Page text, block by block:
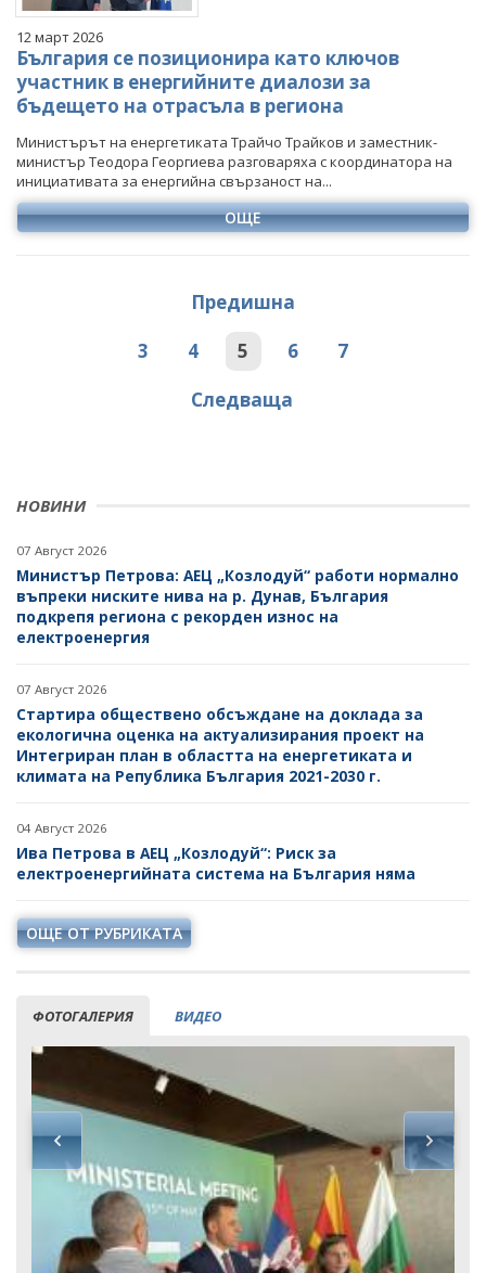
НОВИНИ
07 Август 2026
Министър Петрова: АЕЦ „Козлодуй“ работи нормално
въпреки ниските нива на р. Дунав, България
подкрепя региона с рекорден износ на
електроенергия
07 Август 2026
Стартира обществено обсъждане на доклада за
екологична оценка на актуализирания проект на
Интегриран план в областта на енергетиката и
климата на Република България 2021-2030 г.
04 Август 2026
Ива Петрова в АЕЦ „Козлодуй“: Риск за
електроенергийната система на България няма
ОЩЕ ОТ РУБРИКАТА
ФОТОГАЛЕРИЯ ВИДЕО
12 март 2026
България се позиционира като ключов
участник в енергийните диалози за
бъдещето на отрасъла в региона
Министърът на енергетиката Трайчо Трайков и заместник-
министър Теодора Георгиева разговаряха с координатора на
инициативата за енергийна свързаност на...
ОЩЕ
Предишна
3
4 5 6
7
Следваща